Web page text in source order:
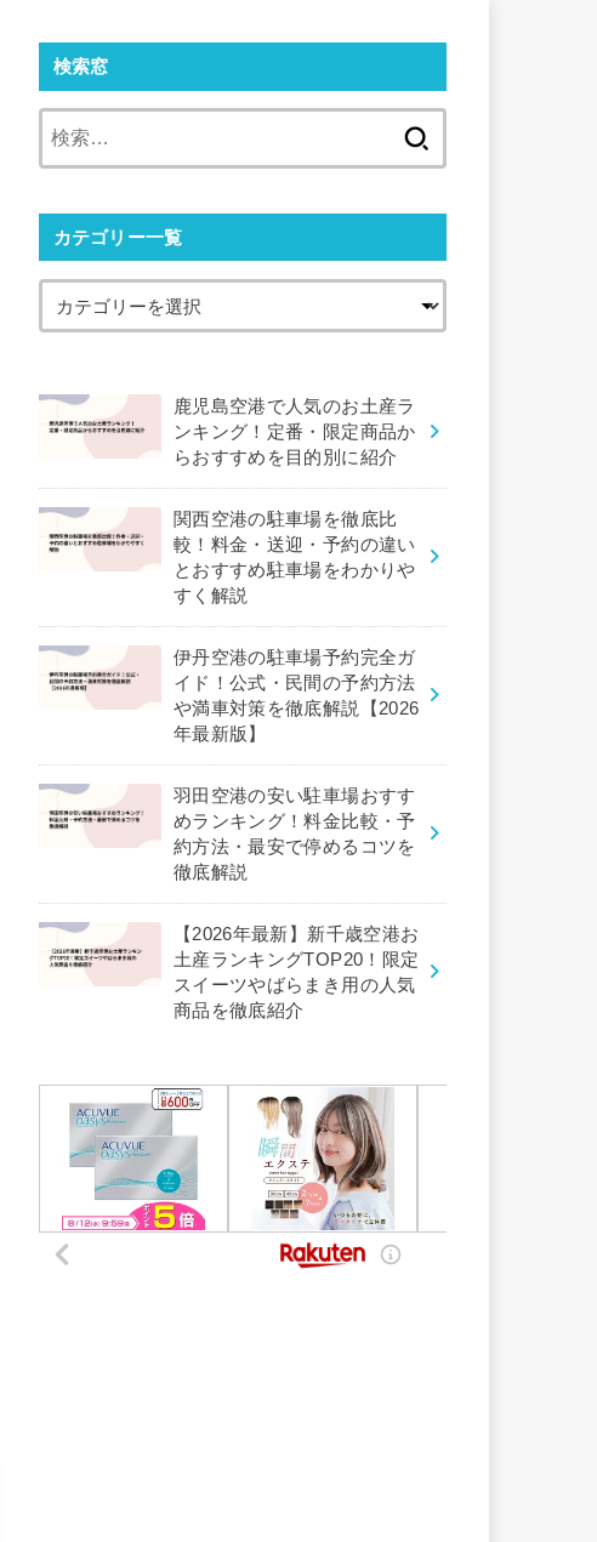
検索窓
カテゴリー一覧
鹿児島空港で人気のお土産ラ
ンキング！定番・限定商品か
らおすすめを目的別に紹介
関西空港の駐車場を徹底比
較！料金・送迎・予約の違い
とおすすめ駐車場をわかりや
すく解説
伊丹空港の駐車場予約完全ガ
イド！公式・民間の予約方法
や満車対策を徹底解説【2026
年最新版】
羽田空港の安い駐車場おすす
めランキング！料金比較・予
約方法・最安で停めるコツを
徹底解説
【2026年最新】新千歳空港お
土産ランキングTOP20！限定
スイーツやばらまき用の人気
商品を徹底紹介